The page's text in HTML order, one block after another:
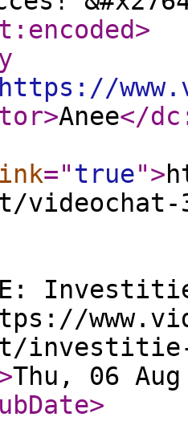
>
https://
>Anee</
="true">
videochat-
Thu, 06
>